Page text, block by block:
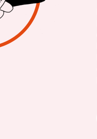
Frage: Wer hat die
brauchen
werden
gekürzt. Immer